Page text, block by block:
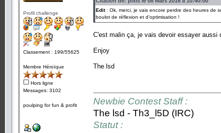
Profil challenge
Classement : 199/55625
Membre Héroïque
Hors ligne
Messages: 3102
poulping for fun & profit
Edit: Ok, merci, je vais encore perdre des heures de
boulot de réflexion et d'optimisation !
C'est malin ça, je vais devoir essayer aussi
Enjoy
The lsd
Newbie Contest Staff :
The lsd - Th3_l5D (IRC)
Statut :